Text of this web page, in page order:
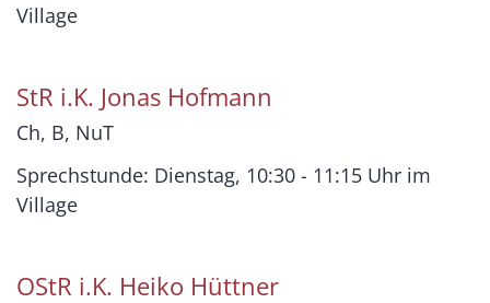
Village
StR i.K. Jonas Hofmann
Ch, B, NuT
Sprechstunde: Dienstag, 10:30 - 11:15 Uhr im
Village
OStR i.K. Heiko Hüttner